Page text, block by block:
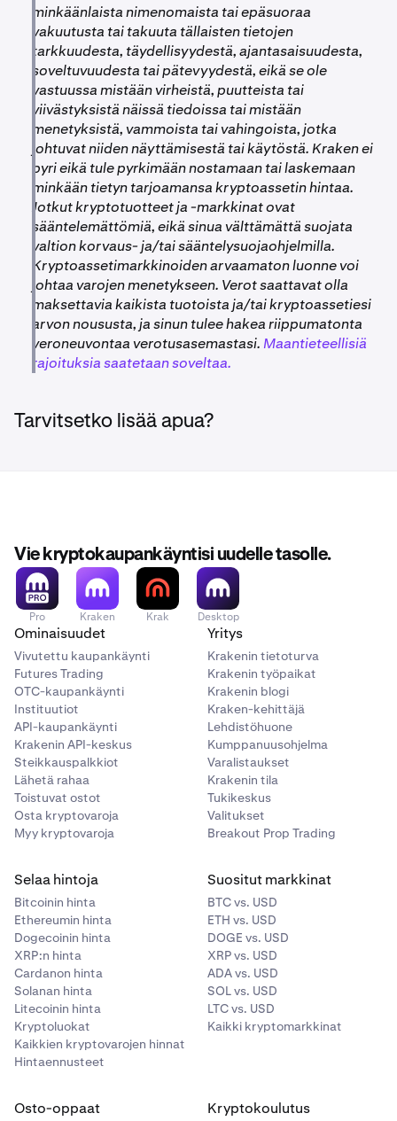
minkäänlaista nimenomaista tai epäsuoraa
vakuutusta tai takuuta tällaisten tietojen
tarkkuudesta, täydellisyydestä, ajantasaisuudesta,
soveltuvuudesta tai pätevyydestä, eikä se ole
vastuussa mistään virheistä, puutteista tai
viivästyksistä näissä tiedoissa tai mistään
menetyksistä, vammoista tai vahingoista, jotka
johtuvat niiden näyttämisestä tai käytöstä. Kraken ei
pyri eikä tule pyrkimään nostamaan tai laskemaan
minkään tietyn tarjoamansa kryptoassetin hintaa.
Jotkut kryptotuotteet ja -markkinat ovat
sääntelemättömiä, eikä sinua välttämättä suojata
valtion korvaus- ja/tai sääntelysuojaohjelmilla.
Kryptoassetimarkkinoiden arvaamaton luonne voi
johtaa varojen menetykseen. Verot saattavat olla
maksettavia kaikista tuotoista ja/tai kryptoassetiesi
arvon noususta, ja sinun tulee hakea riippumatonta
veroneuvontaa verotusasemastasi. Maantieteellisiä
rajoituksia saatetaan soveltaa.
Tarvitsetko lisää apua?
Vie kryptokaupankäyntisi uudelle tasolle.
Pro Kraken Krak Desktop
Ominaisuudet
Vivutettu kaupankäynti
Futures Trading
OTC-kaupankäynti
Instituutiot
API-kaupankäynti
Krakenin API-keskus
Steikkauspalkkiot
Lähetä rahaa
Toistuvat ostot
Osta kryptovaroja
Myy kryptovaroja
Yritys
Krakenin tietoturva
Krakenin työpaikat
Krakenin blogi
Kraken-kehittäjä
Lehdistöhuone
Kumppanuusohjelma
Varalistaukset
Krakenin tila
Tukikeskus
Valitukset
Breakout Prop Trading
Selaa hintoja
Bitcoinin hinta
Ethereumin hinta
Dogecoinin hinta
XRP:n hinta
Cardanon hinta
Solanan hinta
Litecoinin hinta
Kryptoluokat
Kaikkien kryptovarojen hinnat
Hintaennusteet
Suositut markkinat
BTC vs. USD
ETH vs. USD
DOGE vs. USD
XRP vs. USD
ADA vs. USD
SOL vs. USD
LTC vs. USD
Kaikki kryptomarkkinat
Osto-oppaat Kryptokoulutus